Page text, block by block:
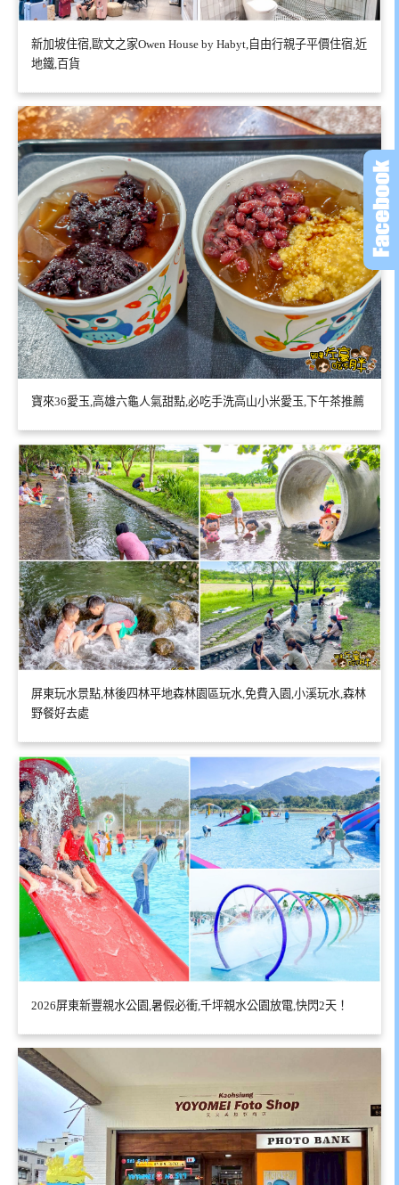
新加坡住宿,歐文之家Owen House by Habyt,自由行親子平價住宿,近
地鐵,百貨
寶來36愛玉,高雄六龜人氣甜點,必吃手洗高山小米愛玉,下午茶推薦
屏東玩水景點,林後四林平地森林園區玩水,免費入園,小溪玩水,森林
野餐好去處
2026屏東新豐親水公園,暑假必衝,千坪親水公園放電,快閃2天！